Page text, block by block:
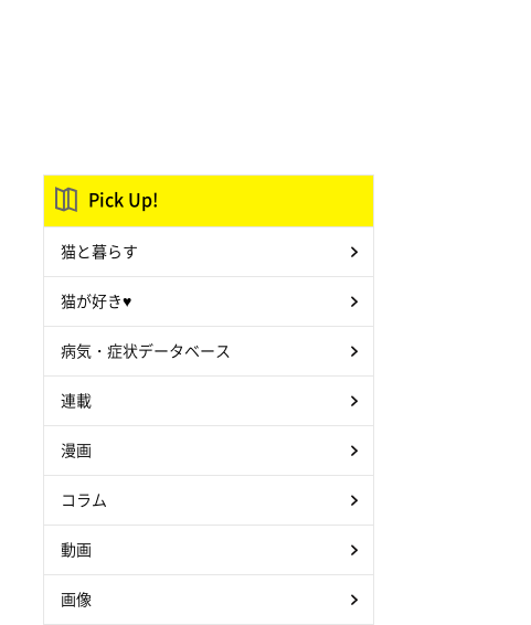
Pick Up!
猫と暮らす
猫が好き♥
病気・症状データベース
連載
漫画
コラム
動画
画像